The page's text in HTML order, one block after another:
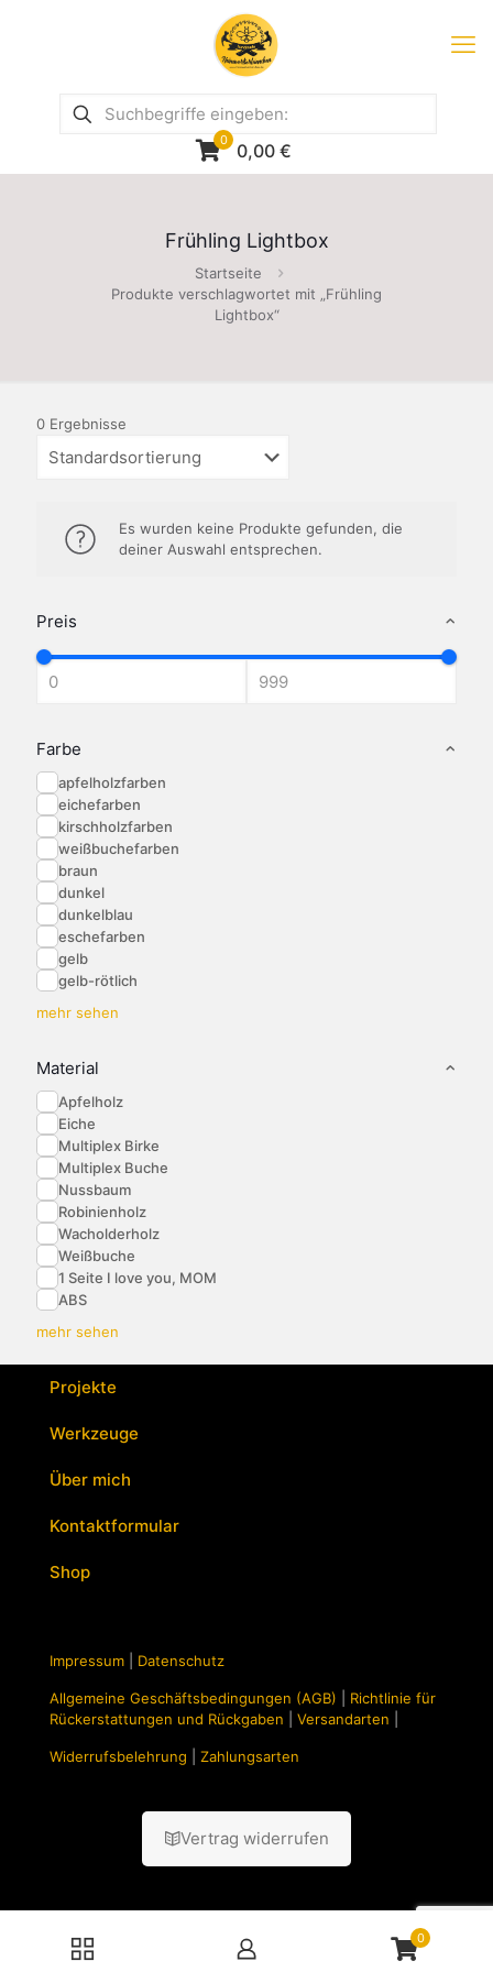
0 0,00 €
Frühling Lightbox
Startseite
Produkte verschlagwortet mit „Frühling
Lightbox“
Preis
Farbe
apfelholzfarben
eichefarben
kirschholzfarben
weißbuchefarben
braun
dunkel
dunkelblau
eschefarben
gelb
gelb-rötlich
mehr sehen
Material
Apfelholz
Eiche
Multiplex Birke
Multiplex Buche
Nussbaum
Robinienholz
Wacholderholz
Weißbuche
1 Seite I love you, MOM
ABS
mehr sehen
0 Ergebnisse
Es wurden keine Produkte gefunden, die
deiner Auswahl entsprechen.
Projekte
Werkzeuge
Über mich
Kontaktformular
Shop
Impressum Datenschutz
Allgemeine Geschäftsbedingungen (AGB)
Richtlinie für
Rückerstattungen und Rückgaben
Versandarten
Widerrufsbelehrung Zahlungsarten
Vertrag widerrufen
0